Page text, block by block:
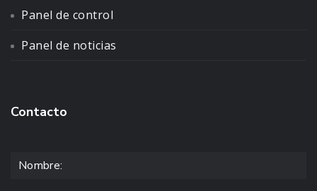
Panel de control
Panel de noticias
Contacto